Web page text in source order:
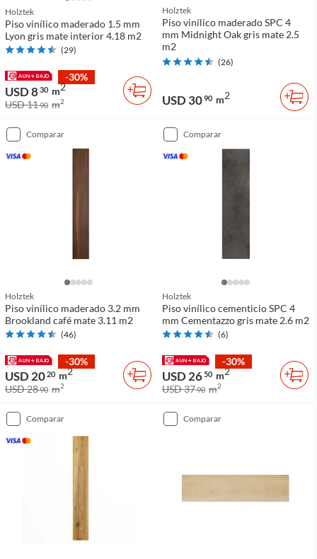
Holztek
Piso vinílico maderado 1.5 mm
Lyon gris mate interior 4.18 m2
(29)
-30%
USD 830 m2
USD 1190 m2
Holztek
Piso vinílico maderado SPC 4
mm Midnight Oak gris mate 2.5
m2
(26)
USD 3090 m2
comparar
Holztek
Piso vinílico maderado 3.2 mm
Brookland café mate 3.11 m2
(46)
-30%
USD 2020 m2
USD 2890 m2
comparar
Holztek
Piso vinílico cementicio SPC 4
mm Cementazzo gris mate 2.6 m2
(6)
-30%
USD 2650 m2
USD 3790 m2
comparar comparar